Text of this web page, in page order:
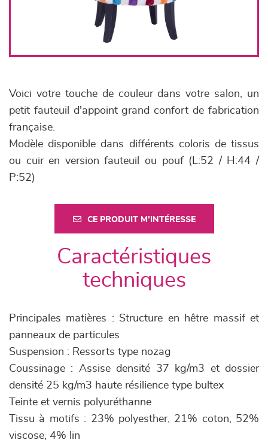
Voici votre touche de couleur dans votre salon, un
petit fauteuil d'appoint grand confort de fabrication
française.
Modèle disponible dans différents coloris de tissus
ou cuir en version fauteuil ou pouf (L:52 / H:44 /
P:52)
CE PRODUIT M'INTÉRESSE
Caractéristiques
techniques
Principales matières : Structure en hêtre massif et
panneaux de particules
Suspension : Ressorts type nozag
Coussinage : Assise densité 37 kg/m3 et dossier
densité 25 kg/m3 haute résilience type bultex
Teinte et vernis polyuréthanne
Tissu à motifs : 23% polyesther, 21% coton, 52%
viscose, 4% lin